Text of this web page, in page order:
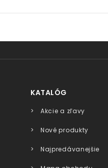
KATALÓG
Akcie a zľavy
Nové produkty
Najpredávanejšie